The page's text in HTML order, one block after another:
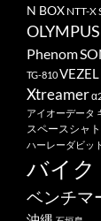
N BOX NTT-X
OLYMPUS
Phenom
TG-810VEZEL
Xtreamer
アイオーデータ
スペースシャ
ハーレーダビッ
バイク
ベンチマ